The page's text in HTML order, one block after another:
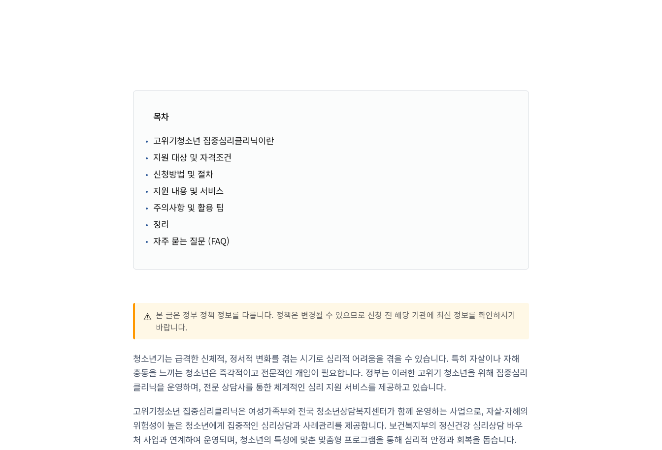
목차
고위기청소년 집중심리클리닉이란
지원 대상 및 자격조건
신청방법 및 절차
지원 내용 및 서비스
주의사항 및 활용 팁
정리
자주 묻는 질문 (FAQ)
⚠️ 본 글은 정부 정책 정보를 다룹니다. 정책은 변경될 수 있으므로 신청 전 해당 기관에 최신 정보를 확인하시기
바랍니다.
청소년기는 급격한 신체적, 정서적 변화를 겪는 시기로 심리적 어려움을 겪을 수 있습니다. 특히 자살이나 자해
충동을 느끼는 청소년은 즉각적이고 전문적인 개입이 필요합니다. 정부는 이러한 고위기 청소년을 위해 집중심리
클리닉을 운영하며, 전문 상담사를 통한 체계적인 심리 지원 서비스를 제공하고 있습니다.
고위기청소년 집중심리클리닉은 여성가족부와 전국 청소년상담복지센터가 함께 운영하는 사업으로, 자살·자해의
위험성이 높은 청소년에게 집중적인 심리상담과 사례관리를 제공합니다. 보건복지부의 정신건강 심리상담 바우
처 사업과 연계하여 운영되며, 청소년의 특성에 맞춘 맞춤형 프로그램을 통해 심리적 안정과 회복을 돕습니다.